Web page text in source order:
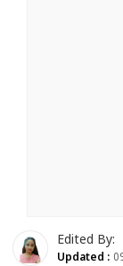
Edited By:
Updated :